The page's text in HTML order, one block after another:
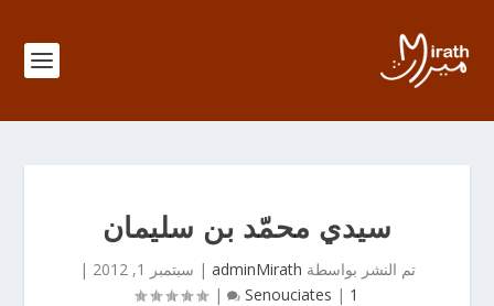
سيدي محمّد بن سليمان
تم النشر بواسطة adminMirath
| سبتمبر 1, 2012
|
Senouciates | 1
|